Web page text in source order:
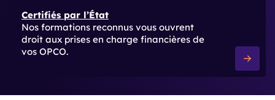
Certifiés par l’État
Nos formations reconnus vous ouvrent
droit aux prises en charge financières de
vos OPCO.